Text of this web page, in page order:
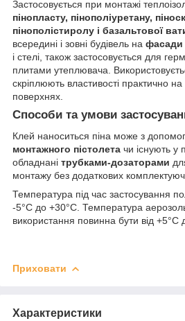
Застосовується при монтажі
пінопласту, пінополіуретану,
пінополістиролу і базальтової
всередині і зовні будівель на фасади
і стелі, також застосовується для
плитами утеплювача.
скріплюють властивості практично
поверхнях.
Способи та умови
Клей наноситься піна може з
монтажного пістолета чи існують у
обладнані трубками-дозаторами
монтажу без додаткових
Температура під час застосування
-5°C до +30°C. Температура
використання повинна бути від +5°C
Приховати
Характеристики